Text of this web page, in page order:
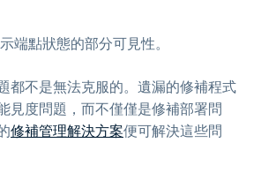
端點狀態的部分可見性。
都不是無法克服的。遺漏的修補程式
見度問題，而不僅僅是修補部署問
修補管理解決方案便可解決這些問